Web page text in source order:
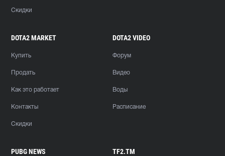
Скидки
DOTA2 MARKET
Купить
Продать
Как это работает
Контакты
Скидки
DOTA2 VIDEO
Форум
Видео
Воды
Расписание
PUBG NEWS TF2.TM